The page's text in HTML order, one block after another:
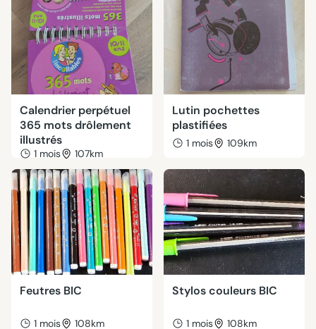
Calendrier perpétuel
365 mots drôlement
illustrés
1 mois 107km
Lutin pochettes
plastifiées
1 mois 109km
Feutres BIC
1 mois 108km
Stylos couleurs BIC
1 mois 108km